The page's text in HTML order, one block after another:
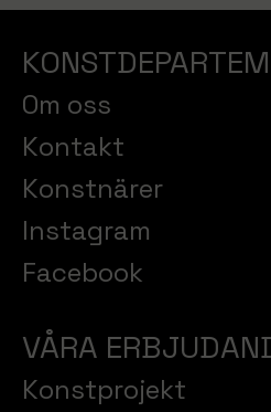
Om oss
Kontakt
Konstnärer
Instagram
Facebook
VÅRA
Konstprojekt